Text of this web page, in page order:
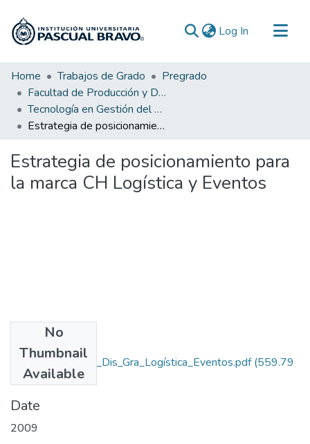
Log In (current)
Communities & Collections
All of DSpace
Statistics
Home Trabajos de Grado
Pregrado
Facultad de Producción y Diseño
Tecnología en Gestión del Diseño Gráfico
Estrategia de posicionamiento para la marca CH Logística y Eventos
Estrategia de posicionamiento para
la marca CH Logística y Eventos
No
Thumbnail
Available
Rep_IUPB_Tec_Dis_Gra_Logística_Eventos.pdf(559.79
KB)
Date
2009